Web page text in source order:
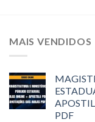
MAIS VENDIDOS
PDF